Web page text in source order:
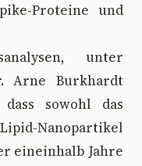
Proteine und
unter
Arne Burkhardt
sowohl das
Nanopartikel
eineinhalb Jahre